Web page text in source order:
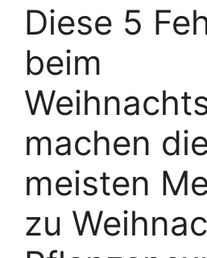
Diese 5
beim
machen
meisten
zu